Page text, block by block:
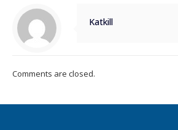
Katkill
Comments are closed.